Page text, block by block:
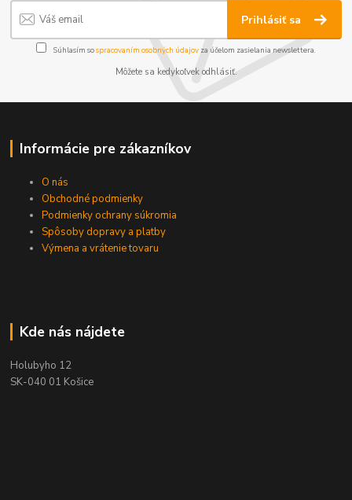
Prihlásiť sa
Súhlasím sospracovaním osobných údajov za účelom zasielania newslettera.
Môžete sa kedykoľvek odhlásiť.
Informácie pre zákazníkov
O nás
Obchodné podmienky
Podmienky ochrany súkromia
Spôsoby dopravy a platby
Výmena a vrátenie tovaru
Kde nás nájdete
Holubyho 12
SK-040 01 Košice